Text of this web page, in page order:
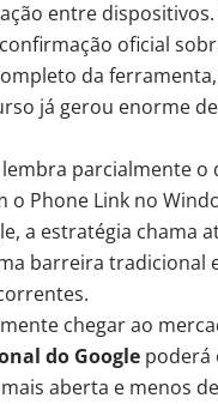
entre
oficial
da
já gerou enorme
parcialmente o
o Phone Link no
a estratégia chama
barreira tradicional
chegar ao
do Google poderá
aberta e menos